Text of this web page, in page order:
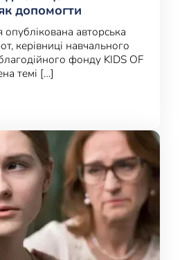
допомогти
авторська
керівниці навчального
фонду KIDS OF
темі […]